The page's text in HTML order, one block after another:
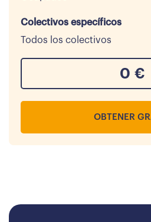
Colectivos específicos
Todos los colectivos
0 €
OBTENER